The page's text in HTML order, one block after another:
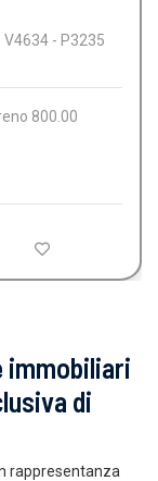
immobiliari
di
rappresentanza